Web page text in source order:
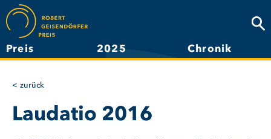
Direkt
zum
Inhalt
Preis 2025 Chronik
zurück
Laudatio 2016